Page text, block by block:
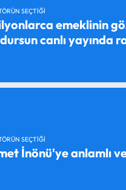
SEÇTIĞI
emeklinin
canlı yayında
SEÇTIĞI
İnönü'ye anlamlı